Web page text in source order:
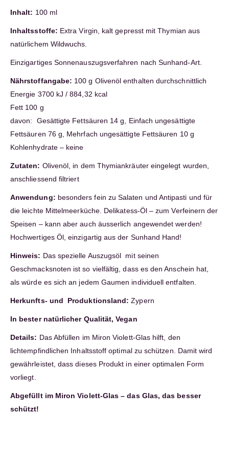
Inhalt: 100 ml
Inhaltsstoffe: Extra Virgin, kalt gepresst mit Thymian aus
natürlichem Wildwuchs.
Einzigartiges Sonnenauszugsverfahren nach Sunhand-Art.
Nährstoffangabe: 100 g Olivenöl enthalten durchschnittlich
Energie 3700 kJ / 884,32 kcal
Fett 100 g
davon: Gesättigte Fettsäuren 14 g, Einfach ungesättigte
Fettsäuren 76 g, Mehrfach ungesättigte Fettsäuren 10 g
Kohlenhydrate – keine
Zutaten: Olivenöl, in dem Thymiankräuter eingelegt wurden,
anschliessend filtriert
Anwendung: besonders fein zu Salaten und Antipasti und für
die leichte Mittelmeerküche. Delikatess-Öl – zum Verfeinern der
Speisen – kann aber auch äusserlich angewendet werden!
Hochwertiges Öl, einzigartig aus der Sunhand Hand!
Hinweis: Das spezielle Auszugsöl mit seinen
Geschmacksnoten ist so vielfältig, dass es den Anschein hat,
als würde es sich an jedem Gaumen individuell entfalten.
Herkunfts- und Produktionsland: Zypern
In bester natürlicher Qualität, Vegan
Details: Das Abfüllen im Miron Violett-Glas hilft, den
lichtempfindlichen Inhaltsstoff optimal zu schützen. Damit wird
gewährleistet, dass dieses Produkt in einer optimalen Form
vorliegt.
Abgefüllt im Miron Violett-Glas – das Glas, das besser
schützt!